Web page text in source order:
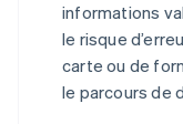
informations
le risque
carte ou de
le parcours de